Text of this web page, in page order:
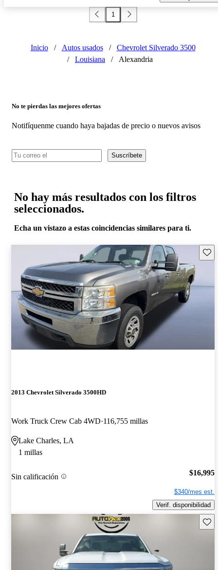
1
Inicio / Autos usados /
Chevrolet Silverado 3500
/
Louisiana / Alexandria
No te pierdas las mejores ofertas
Notifíquenme cuando haya bajadas de precio o nuevos avisos
Suscríbete
No hay más resultados con los filtros
seleccionados.
Echa un vistazo a estas coincidencias similares para ti.
2013 Chevrolet Silverado 3500HD
Work Truck Crew Cab 4WD 116,755 millas
Lake Charles, LA
1 millas
Sin calificación $16,995
$340/mes est.
Verif. disponibilidad